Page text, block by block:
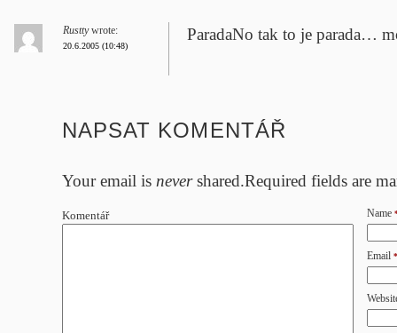
Rustty wrote:
20.6.2005 (10:48)
ParadaNo tak to je parada…
NAPSAT KOMENTÁŘ
Your email is nevershared.Required fields are
Komentář Name
Email *